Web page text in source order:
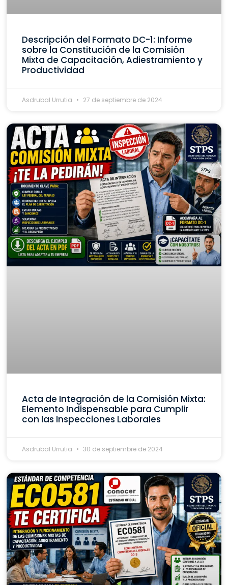
Descripción del Formato DC-1: Informe
sobre la Constitución de la Comisión
Mixta de Capacitación, Adiestramiento y
Productividad
Asdrubal Urrutia 27 de septiembre de 2024
Acta de Integración de la Comisión Mixta:
Elemento Indispensable para Cumplir
con las Inspecciones Laborales
Asdrubal Urrutia 30 de septiembre de 2024